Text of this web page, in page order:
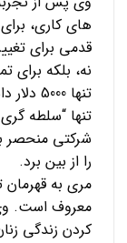
های کاری،
قدمی برای
تنها
تنها “سلطه
شرکتی منحصر
را از بین برد.
مری به قهرمان
معروف است. وی
کردن زندگی